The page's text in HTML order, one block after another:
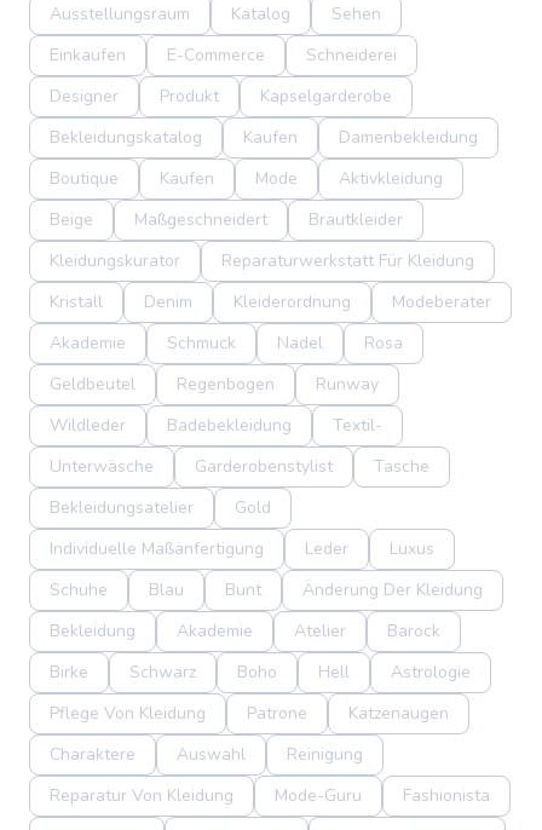
Ausstellungsraum
Katalog
Sehen
Einkaufen
E-Commerce
Schneiderei
Designer
Produkt
Kapselgarderobe
Bekleidungskatalog
Kaufen
Damenbekleidung
Boutique
Kaufen Mode
Aktivkleidung
Beige
Maßgeschneidert
Brautkleider
Kleidungskurator
Reparaturwerkstatt Für Kleidung
Kristall
Denim Kleiderordnung
Modeberater
Akademie
Schmuck Nadel
Rosa
Geldbeutel
Regenbogen
Runway
Wildleder
Badebekleidung
Textil-
Unterwäsche
Garderobenstylist
Tasche
Bekleidungsatelier
Gold
Individuelle Maßanfertigung
Leder
Luxus
Schuhe
Blau Bunt
Änderung Der Kleidung
Bekleidung
Akademie Atelier
Barock
Birke
Schwarz Boho Hell
Astrologie
Pflege Von Kleidung
Patrone
Katzenaugen
Charaktere
Auswahl
Reinigung
Reparatur Von Kleidung
Mode-Guru
Fashionista